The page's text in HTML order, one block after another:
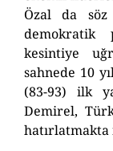
Özal da
demokratik
kesintiye
sahnede 10
(83-93) ilk
Demirel,
hatırlatmakta